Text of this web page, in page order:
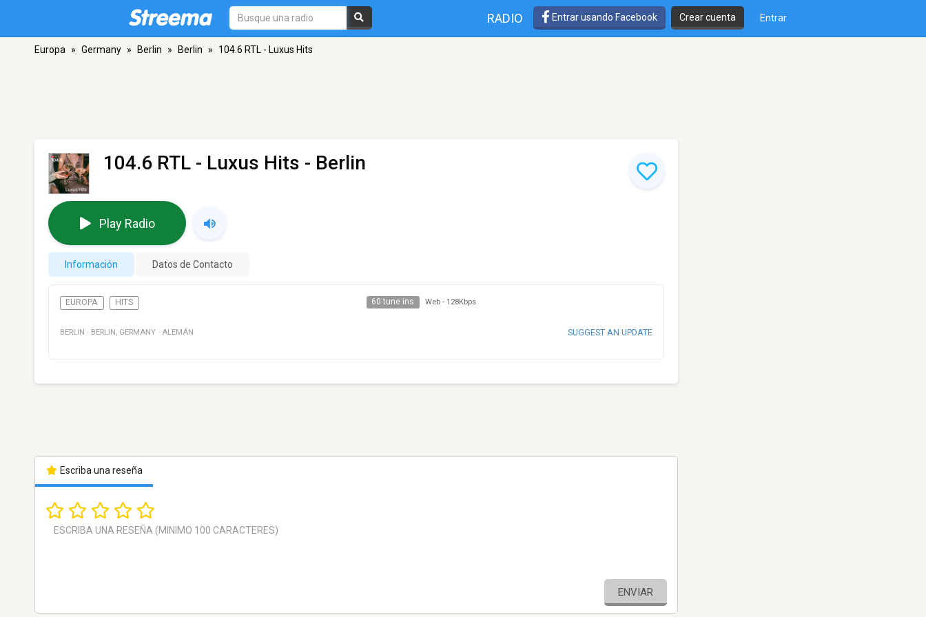
RADIO Entrar usando Facebook Crear cuenta Entrar
Europa » Germany » Berlin » Berlin » 104.6 RTL - Luxus Hits
104.6 RTL - Luxus Hits - Berlin
Play Radio
Información Datos de Contacto
EUROPA HITS 60 tune ins Web - 128Kbps
BERLIN · BERLIN , GERMANY · ALEMÁN SUGGEST AN UPDATE
Escriba una reseña
ENVIAR